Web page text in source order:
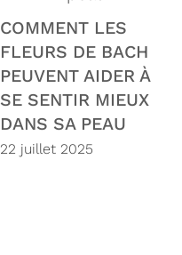
COMMENT LES
FLEURS DE BACH
PEUVENT AIDER À
SE SENTIR MIEUX
DANS SA PEAU
22 juillet 2025